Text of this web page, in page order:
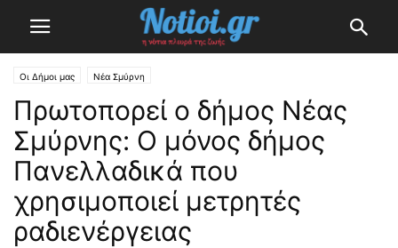
Οι Δήμοι μας Νέα Σμύρνη
Πρωτοπορεί ο δήμος Νέας
Σμύρνης: Ο μόνος δήμος
Πανελλαδικά που
χρησιμοποιεί μετρητές
ραδιενέργειας